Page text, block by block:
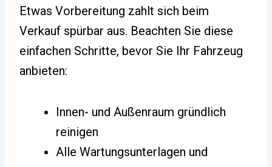
Etwas Vorbereitung zahlt sich beim
Verkauf spürbar aus. Beachten Sie diese
einfachen Schritte, bevor Sie Ihr Fahrzeug
anbieten:
Innen- und Außenraum gründlich
reinigen
Alle Wartungsunterlagen und